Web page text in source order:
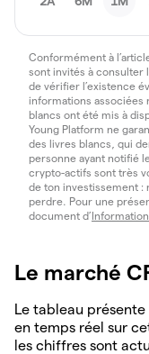
Conformément à
sont invités à consulter
de vérifier l’existence
informations associées
blancs ont été mis à
Young Platform ne
des livres blancs, qui
personne ayant notifié
crypto-actifs sont très
de ton investissement :
perdre. Pour une
document d’
Le marché
Le tableau
en temps réel sur
les chiffres sont